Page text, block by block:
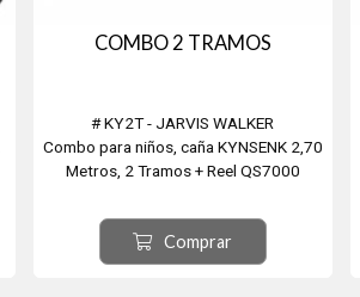
COMBO 2 TRAMOS
# KY2T - JARVIS WALKER
Combo para niños, caña KYNSENK 2,70
Metros, 2 Tramos + Reel QS7000
Comprar